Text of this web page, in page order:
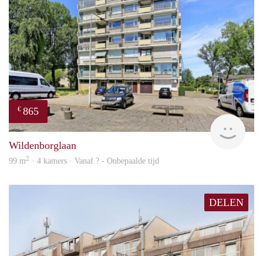
€ 865
rent
Wildenborglaan
99 m2 · 4 kamers · Vanaf ? - Onbepaalde tijd
DELEN